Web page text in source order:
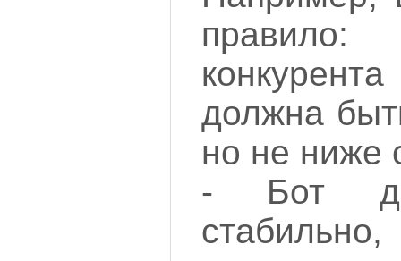
должна
но не ниже
- Бот